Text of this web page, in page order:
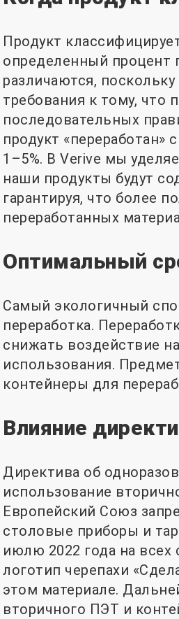
Продукт
определенный процент
различаются,
требования к тому, что
последовательных
продукт
1–5%. В Verive мы
наши продукты будут
гарантируя, что более
переработанных
Оптимальный
Самый экологичный
переработка.
снижать воздействие
использования.
контейнеры для
Влияние
Директива об
использование
Европейский Союз
столовые приборы и
июлю 2022 года на всех
логотип черепахи
этом материале.
вторичного ПЭТ и